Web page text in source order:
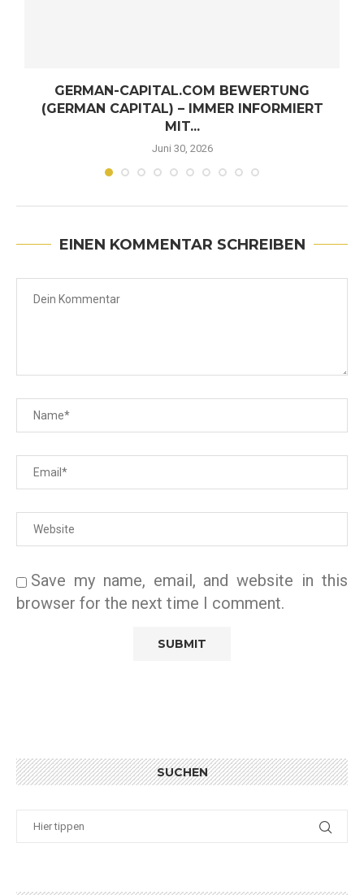
GERMAN-CAPITAL.COM BEWERTUNG
(GERMAN CAPITAL) – IMMER INFORMIERT
MIT...
Juni 30, 2026
EINEN KOMMENTAR SCHREIBEN
Save my name, email, and website in this
browser for the next time I comment.
SUCHEN